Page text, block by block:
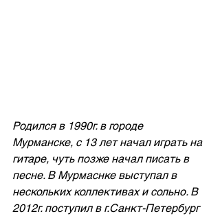
Родился в 1990г. в городе
Мурманске, с 13 лет начал играть на
гитаре, чуть позже начал писать в
песне. В Мурмаснке выступал в
нескольких коллективах и сольно. В
2012г. поступил в г.Санкт-Петербург